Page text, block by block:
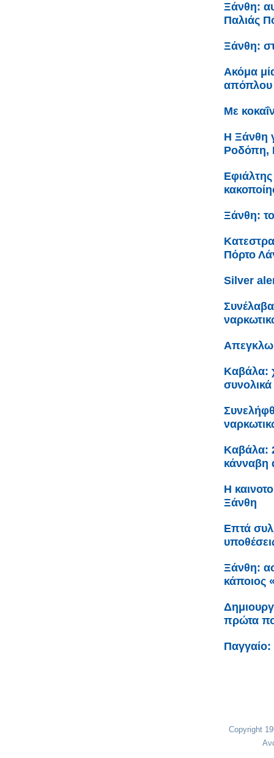
Ξάνθη:
Παλιάς
Ξάνθη:
Ακόμα
απόπλου
Με
Η Ξάνθη
Ροδόπη,
Ξάνθη:
Πόρτο
Silver
Καβάλα:
Καβάλα:
κάνναβη
Η
Ξάνθη
Επτά
Ξάνθη:
κάποιος
πρώτα
Παγγαίο:
Copyright